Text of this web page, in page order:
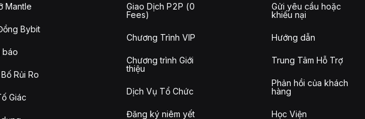
Mantle
Bybit
báo
Rủi Ro
Giác
Giao Dịch P2P (0
Fees)
Chương Trình VIP
Chương trình Giới
thiệu
Dịch Vụ Tổ Chức
Đăng ký niêm yết
Gửi yêu cầu hoặc
khiếu nại
Hướng dẫn
Trung Tâm Hỗ Trợ
Phản hồi của khách
hàng
Học Viện